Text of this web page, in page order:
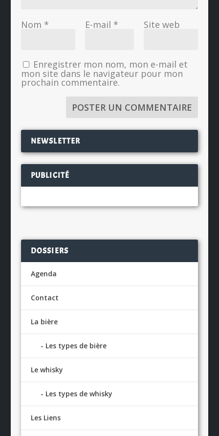
Nom * E-mail * Site web
Enregistrer mon nom, mon e-mail et
mon site dans le navigateur pour mon
prochain commentaire.
NEWSLETTER
PUBLICITÉ
DOSSIERS
Agenda
Contact
La bière
Les types de bière
Le whisky
Les types de whisky
Les Liens